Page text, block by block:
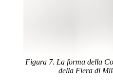
Figura 7. La forma della
della Fiera di